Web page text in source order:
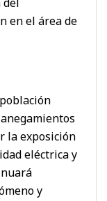
en el área de
la exposición
eléctrica y
y